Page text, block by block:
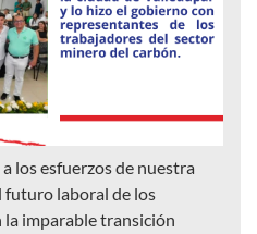
los esfuerzos de nuestra
futuro laboral de los
imparable transición